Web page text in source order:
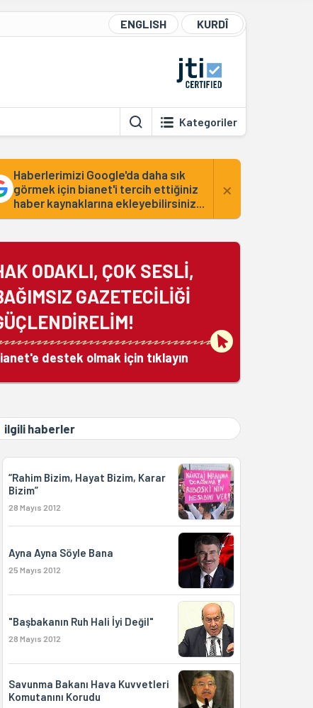
ENGLISH KURDÎ
Kategoriler
Haberlerimizi Google'da daha sık
görmek için bianet'i tercih ettiğiniz
haber kaynaklarına ekleyebilirsiniz...
×
ODAKLI, ÇOK SESLİ,
GAZETECİLİĞİ
destek olmak için tıklayın
ilgili haberler
“Rahim Bizim, Hayat Bizim, Karar
Bizim”
28 Mayıs 2012
Ayna Ayna Söyle Bana
25 Mayıs 2012
"Başbakanın Ruh Hali İyi Değil"
28 Mayıs 2012
Savunma Bakanı Hava Kuvvetleri
Komutanını Korudu